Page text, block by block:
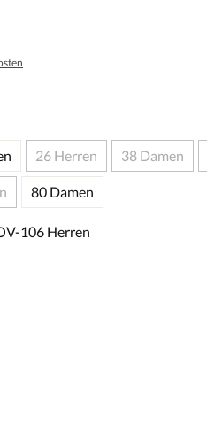
26 Herren 38 Damen
80 Damen
106 Herren